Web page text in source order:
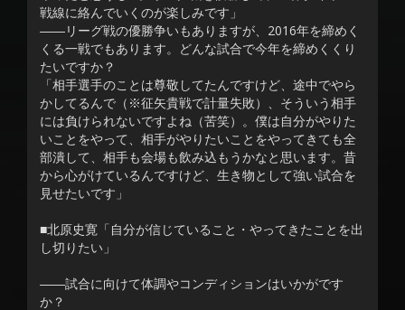
戦線に絡んでいくのが楽しみです」
――リーグ戦の優勝争いもありますが、2016年を締めく
くる一戦でもあります。どんな試合で今年を締めくくり
たいですか？
「相手選手のことは尊敬してたんですけど、途中でやら
かしてるんで（※征矢貴戦で計量失敗）、そういう相手
には負けられないですよね（苦笑）。僕は自分がやりた
いことをやって、相手がやりたいことをやってきても全
部潰して、相手も会場も飲み込もうかなと思います。昔
から心がけているんですけど、生き物として強い試合を
見せたいです」
■北原史寛「自分が信じていること・やってきたことを出
し切りたい」
――試合に向けて体調やコンディションはいかがです
か？